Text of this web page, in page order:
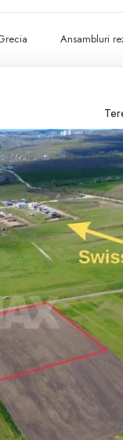
Ansambluri